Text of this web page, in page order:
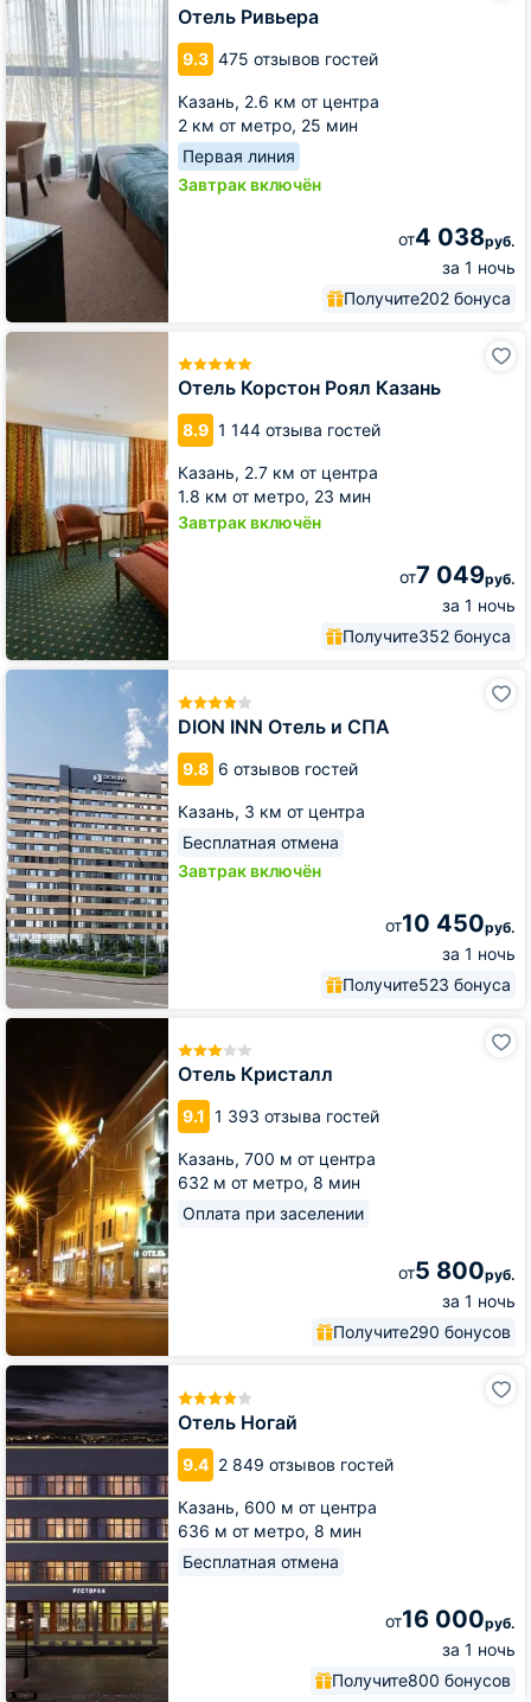
Отель Ривьера
9.3 475 отзывов гостей
Казань, 2.6 км от центра
2 км от метро, 25 мин
Первая линия
Завтрак включён
от4 038руб.
за 1 ночь
Получите202 бонуса
Отель Корстон Роял Казань
8.9 1 144 отзыва гостей
Казань, 2.7 км от центра
1.8 км от метро, 23 мин
Завтрак включён
от7 049руб.
за 1 ночь
Получите352 бонуса
Отель
Роял
DION INN Отель и СПА
9.8 6 отзывов гостей
Казань, 3 км от центра
Бесплатная отмена
Завтрак включён
от10 450руб.
за 1 ночь
Получите523 бонуса
DION
Отель Кристалл
9.1 1 393 отзыва гостей
Казань, 700 м от центра
632 м от метро, 8 мин
Оплата при заселении
от5 800руб.
за 1 ночь
Получите290 бонусов
Отель
Отель Ногай
9.4 2 849 отзывов гостей
Казань, 600 м от центра
636 м от метро, 8 мин
Бесплатная отмена
от16 000руб.
за 1 ночь
Получите800 бонусов
Отель
Ногай